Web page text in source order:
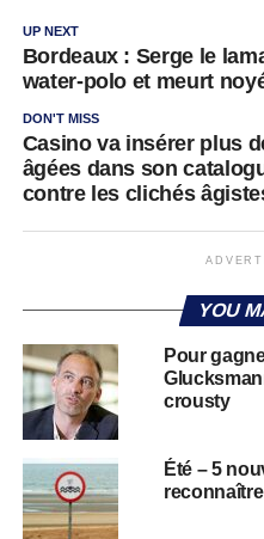
UP NEXT
Bordeaux : Serge le
water-polo et meurt
DON'T MISS
Casino va insérer plus
âgées dans son
contre les clichés
YOU
Pour
crousty
Été – 5